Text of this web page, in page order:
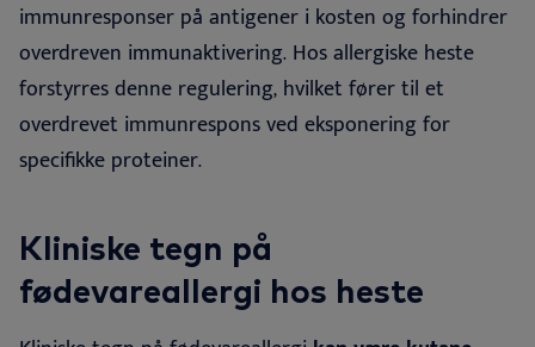
immunresponser på antigener i kosten og forhindrer
overdreven immunaktivering. Hos allergiske heste
forstyrres denne regulering, hvilket fører til et
overdrevet immunrespons ved eksponering for
specifikke proteiner.
Kliniske tegn på
fødevareallergi hos heste